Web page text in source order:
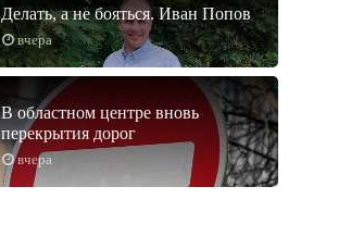
вчера
Делать, а не бояться. Иван Попов
вчера
В областном центре вновь
перекрытия дорог